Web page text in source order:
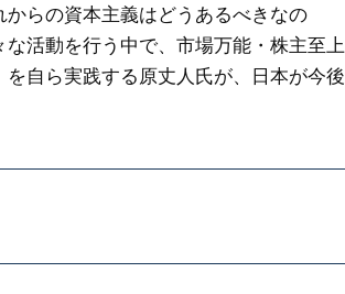
らの資本主義はどうあるべきなの
活動を行う中で、市場万能・株主至上
自ら実践する原丈人氏が、日本が今後